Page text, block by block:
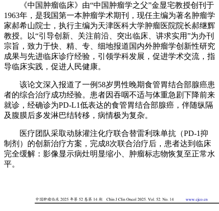
《中国肿瘤临床》由“中国肿瘤学之父”金显宅教授创刊于
1963年，是我国第一本肿瘤学术期刊，现任主编为著名肿瘤学
家郝希山院士，执行主编为天津医科大学肿瘤医院院长郝继辉
教授。以“引导创新、关注前沿、突出临床、讲求实用”为办刊
宗旨，致力于快、精、专、细地报道国内外肿瘤学创新性研究
成果与先进临床诊疗经验，引领学科发展，促进学术交流，指
导临床实践，促进人民健康。
该论文深入报道了一例58岁男性晚期食管胃结合部腺癌患
者的综合治疗成功经验。患者因吞咽不适与体重急剧下降前来
就诊，经确诊为PD-L1低表达的食管胃结合部腺癌，伴随纵隔
及腹膜后多发淋巴结转移，病情极为复杂。
医疗团队采取动脉灌注化疗联合替雷利珠单抗（PD-1抑
制剂）的创新治疗方案，完成8次联合治疗后，患者达到临床
完全缓解：影像显示病灶明显缩小、肿瘤标志物恢复至正常水
平。